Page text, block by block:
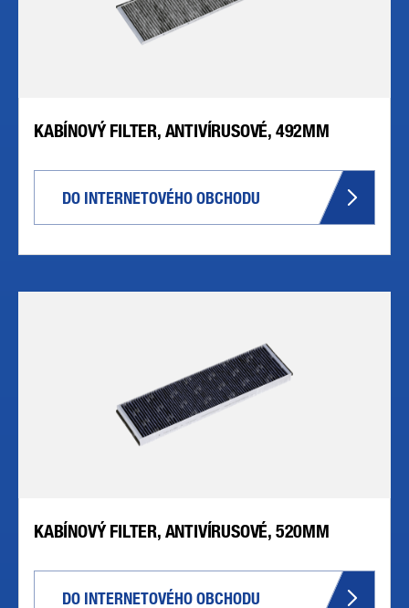
KABÍNOVÝ FILTER, ANTIVÍRUSOVÉ, 492MM
DO INTERNETOVÉHO OBCHODU
KABÍNOVÝ FILTER, ANTIVÍRUSOVÉ, 520MM
DO INTERNETOVÉHO OBCHODU